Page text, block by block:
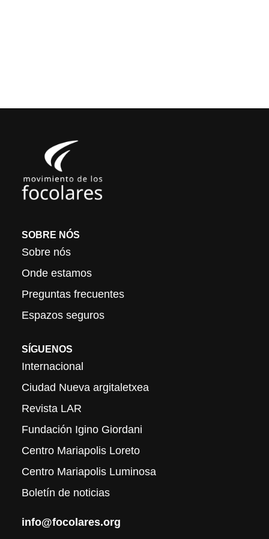
SOBRE NÓS
Sobre nós
Onde estamos
Preguntas frecuentes
Espazos seguros
SÍGUENOS
Internacional
Ciudad Nueva argitaletxea
Revista LAR
Fundación Igino Giordani
Centro Mariapolis Loreto
Centro Mariapolis Luminosa
Boletín de noticias
info@focolares.org